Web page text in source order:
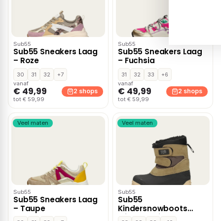
Sub55
Sub55 Sneakers Laag
– Roze
30 31 32
+7
vanaf
€ 49,99
tot € 59,99
2 shops
Sub55
Sub55 Sneakers Laag
– Fuchsia
31 32 33
+6
vanaf
€ 49,99
tot € 59,99
2 shops
Veel maten
Sub55
Sub55 Sneakers Laag
– Taupe
Veel maten
Sub55
Sub55
Kindersnowboots
Middel Bruin –